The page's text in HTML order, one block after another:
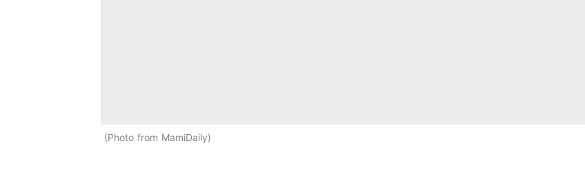
Photo from MamiDaily